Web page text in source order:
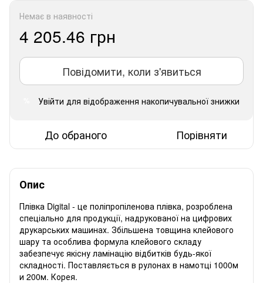
Немає в наявності
4 205.46 грн
Повідомити, коли з'явиться
Увійти для відображення накопичувальної знижки
До обраного Порівняти
Опис
Плівка Digital - це поліпропіленова плівка, розроблена
спеціально для продукції, надрукованої на цифрових
друкарських машинах. Збільшена товщина клейового
шару та особлива формула клейового складу
забезпечує якісну ламінацію відбитків будь-якої
складності. Поставляється в рулонах в намотці 1000м
и 200м. Корея.